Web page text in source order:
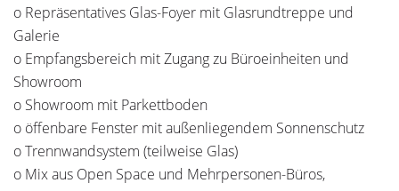
o Repräsentatives Glas-Foyer mit Glasrundtreppe und
Galerie
o Empfangsbereich mit Zugang zu Büroeinheiten und
Showroom
o Showroom mit Parkettboden
o öffenbare Fenster mit außenliegendem Sonnenschutz
o Trennwandsystem (teilweise Glas)
o Mix aus Open Space und Mehrpersonen-Büros,